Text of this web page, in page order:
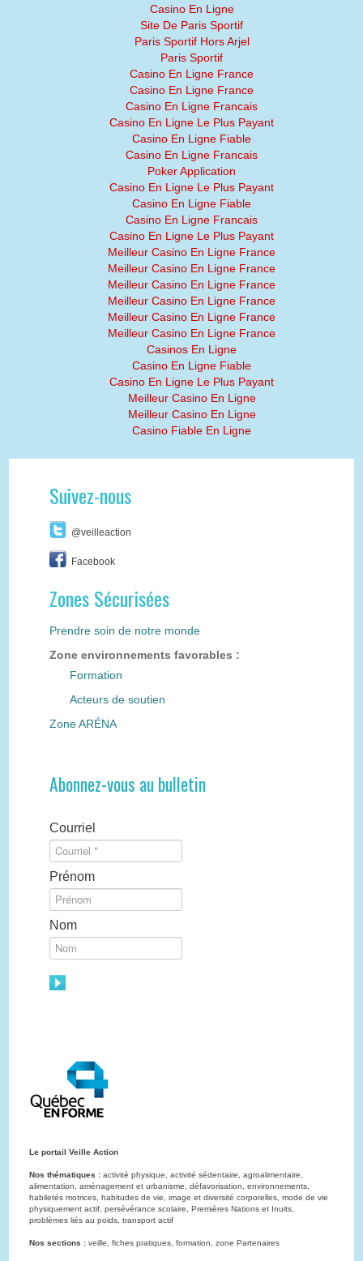
Casino En Ligne
Site De Paris Sportif
Paris Sportif Hors Arjel
Paris Sportif
Casino En Ligne France
Casino En Ligne France
Casino En Ligne Francais
Casino En Ligne Le Plus Payant
Casino En Ligne Fiable
Casino En Ligne Francais
Poker Application
Casino En Ligne Le Plus Payant
Casino En Ligne Fiable
Casino En Ligne Francais
Casino En Ligne Le Plus Payant
Meilleur Casino En Ligne France
Meilleur Casino En Ligne France
Meilleur Casino En Ligne France
Meilleur Casino En Ligne France
Meilleur Casino En Ligne France
Meilleur Casino En Ligne France
Casinos En Ligne
Casino En Ligne Fiable
Casino En Ligne Le Plus Payant
Meilleur Casino En Ligne
Meilleur Casino En Ligne
Casino Fiable En Ligne
Suivez-nous
@veilleaction
Facebook
Zones Sécurisées
Prendre soin de notre monde
Zone environnements favorables :
Formation
Acteurs de soutien
Zone ARÉNA
Abonnez-vous au bulletin
Courriel
Prénom
Nom
Le portail Veille Action
Nos thématiques : activité physique, activité sédentaire, agroalimentaire,
alimentation, aménagement et urbanisme, défavorisation, environnements,
habiletés motrices, habitudes de vie, image et diversité corporelles, mode de vie
physiquement actif, persévérance scolaire, Premières Nations et Inuits,
problèmes liés au poids, transport actif
Nos sections : veille, fiches pratiques, formation, zone Partenaires